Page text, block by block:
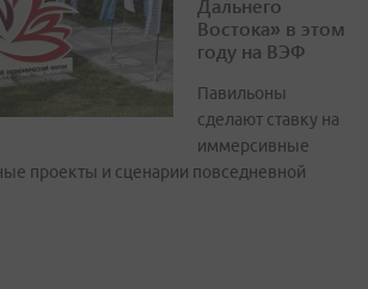
Дальнего
Востока» в этом
году на ВЭФ
Павильоны
сделают ставку на
иммерсивные
проекты и сценарии повседневной